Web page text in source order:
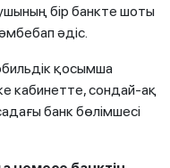
бір банкте шоты
әдіс.
қосымша
кабинетте, сондай-ақ
банк бөлімшесі